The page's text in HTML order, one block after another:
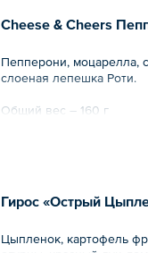
Cheese & Cheers
Пепперони, моцарелла,
слоеная лепешка Роти.
Общий вес – 160 г
Гирос «Острый
Цыпленок, картофель